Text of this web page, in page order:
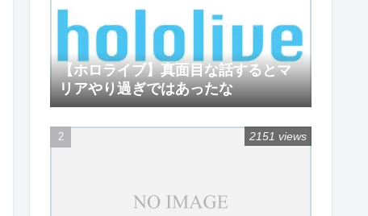
【ホロライブ】真面目な話するとマ
リアやり過ぎではあったな
2151 views